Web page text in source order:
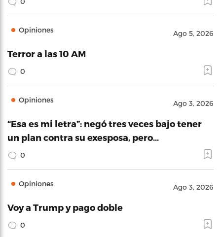
Opiniones Ago 5, 2026
Terror a las 10 AM
0
Opiniones Ago 3, 2026
“Esa es mi letra”: negó tres veces bajo tener
un plan contra su exesposa, pero…
0
Opiniones Ago 3, 2026
Voy a Trump y pago doble
0